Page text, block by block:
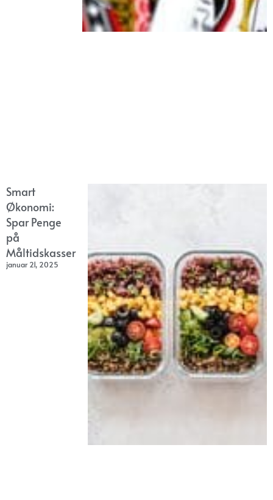
Smart
Økonomi:
Spar Penge
på
Måltidskasser
januar 21, 2025